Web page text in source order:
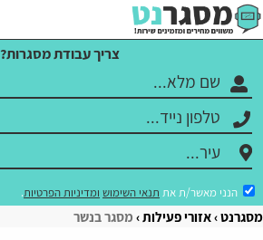
צריך עבודת מסגרות?
הנני מאשר/ת את תנאי השימוש ומדיניות הפרטיות.
מסגרנט אזורי פעילות מסגר בנשר